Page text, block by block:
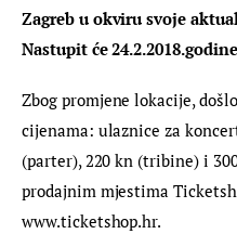
Zagreb u okviru svoje
Nastupit će
Zbog promjene lokacije,
cijenama: ulaznice za
(parter), 220 kn (tribine) i
prodajnim mjestima
www.ticketshop.hr.